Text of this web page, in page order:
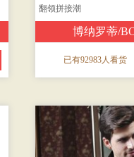
翻领拼接潮
博纳罗蒂/
已有92983人看货